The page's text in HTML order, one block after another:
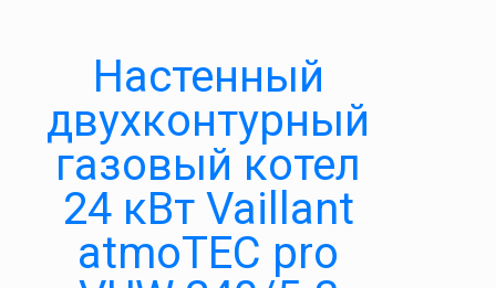
Настенный
двухконтурный
газовый котел
24 кВт Vaillant
atmoTEC pro